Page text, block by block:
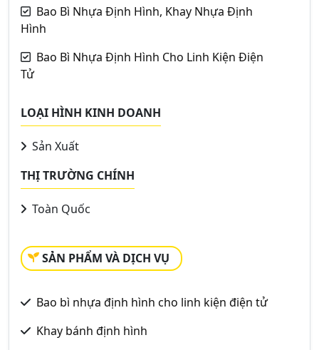
Bao Bì Nhựa Định Hình, Khay Nhựa Định
Hình
Bao Bì Nhựa Định Hình Cho Linh Kiện Điện
Tử
LOẠI HÌNH KINH DOANH
Sản Xuất
THỊ TRƯỜNG CHÍNH
Toàn Quốc
SẢN PHẨM VÀ DỊCH VỤ
Bao bì nhựa định hình cho linh kiện điện tử
Khay bánh định hình